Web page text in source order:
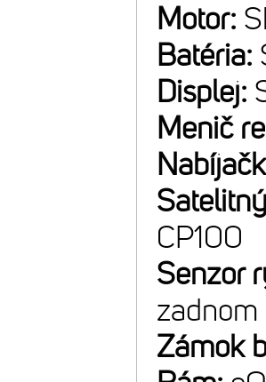
Motor:
Batéria:
Displej:
Menič
CP100
Senzor
Zámok